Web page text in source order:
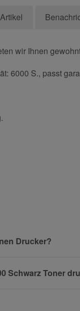
wir Ihnen
6000 S., passt
Drucker?
Schwarz Toner